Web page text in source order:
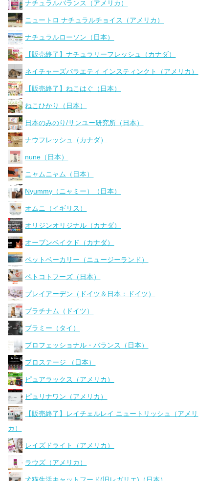
ナチュラルバランス（アメリカ）
ニュートロ ナチュラルチョイス（アメリカ）
ナチュラルローソン（日本）
【販売終了】ナチュラリーフレッシュ（カナダ）
ネイチャーズバラエティ インスティンクト（アメリカ）
【販売終了】ねこはぐ（日本）
ねこひかり（日本）
日本のみのり/サンユー研究所（日本）
ナウフレッシュ（カナダ）
nune（日本）
ニャムニャム（日本）
Nyummy（ニャミー）（日本）
オムニ（イギリス）
オリジンオリジナル（カナダ）
オーブンベイクド（カナダ）
ペットベーカリー（ニュージーランド）
ペトコトフーズ（日本）
プレイアーデン（ドイツ＆日本：ドイツ）
プラチナム（ドイツ）
プラミー（タイ）
プロフェッショナル・バランス（日本）
プロステージ （日本）
ピュアラックス（アメリカ）
ピュリナワン（アメリカ）
【販売終了】レイチェルレイ ニュートリッシュ（アメリ
カ）
レイズドライト（アメリカ）
ラウズ（アメリカ）